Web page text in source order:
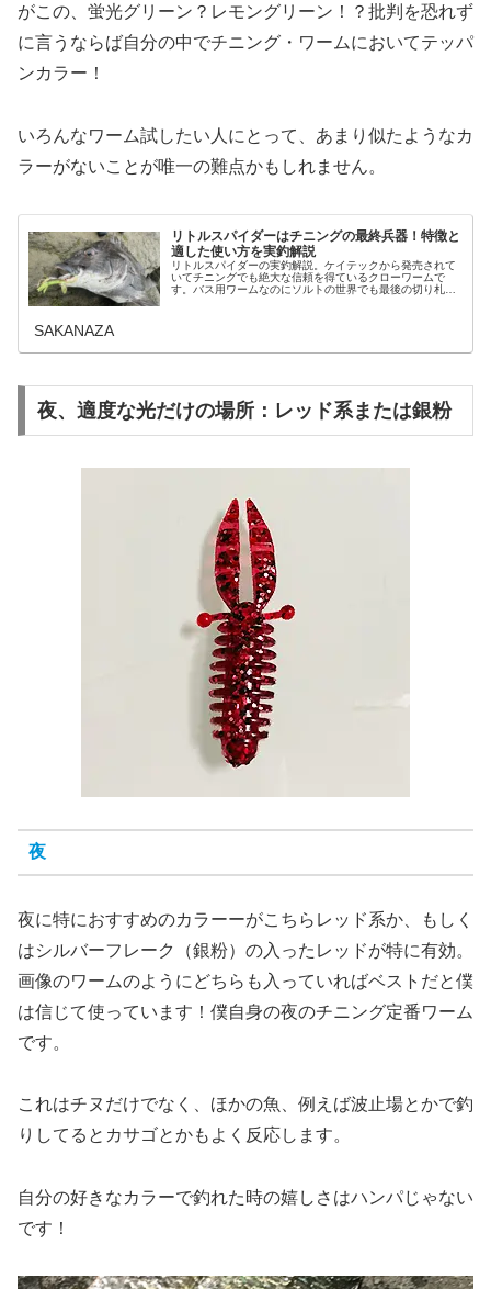
がこの、蛍光グリーン？レモングリーン！？批判を恐れず
に言うならば自分の中でチニング・ワームにおいてテッパ
ンカラー！
いろんなワーム試したい人にとって、あまり似たようなカ
ラーがないことが唯一の難点かもしれません。
リトルスパイダーはチニングの最終兵器！特徴と
適した使い方を実釣解説
リトルスパイダーの実釣解説。ケイテックから発売されて
いてチニングでも絶大な信頼を得ているクローワームで
す。バス用ワームなのにソルトの世界でも最後の切り札と
SAKANAZA
夜、適度な光だけの場所：レッド系または銀粉
夜
夜に特におすすめのカラーーがこちらレッド系か、もしく
はシルバーフレーク（銀粉）の入ったレッドが特に有効。
画像のワームのようにどちらも入っていればベストだと僕
は信じて使っています！僕自身の夜のチニング定番ワーム
です。
これはチヌだけでなく、ほかの魚、例えば波止場とかで釣
りしてるとカサゴとかもよく反応します。
自分の好きなカラーで釣れた時の嬉しさはハンパじゃない
です！